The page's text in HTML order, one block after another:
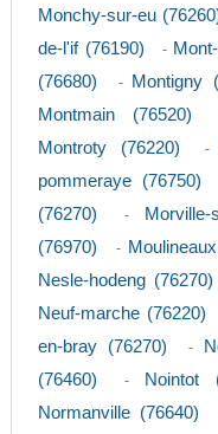
Monchy-sur-eu
de-l'if (76190)
-
(76680)
- Montigny
Montmain (76520)
Montroty (76220) -
pommeraye (76750)
(76270)
-
(76970)
-
Nesle-hodeng (76270)
Neuf-marche (76220)
en-bray (76270)
-
(76460)
- Nointot
Normanville (76640)